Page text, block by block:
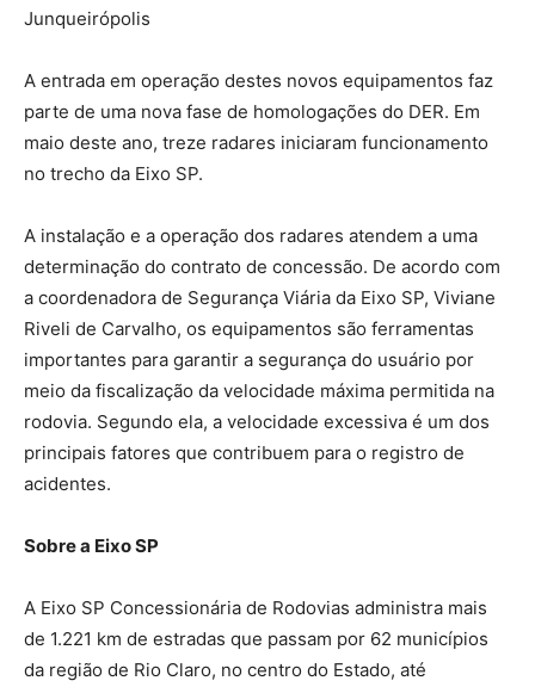
Junqueirópolis
A entrada em operação destes novos equipamentos faz
parte de uma nova fase de homologações do DER. Em
maio deste ano, treze radares iniciaram funcionamento
no trecho da Eixo SP.
A instalação e a operação dos radares atendem a uma
determinação do contrato de concessão. De acordo com
a coordenadora de Segurança Viária da Eixo SP, Viviane
Riveli de Carvalho, os equipamentos são ferramentas
importantes para garantir a segurança do usuário por
meio da fiscalização da velocidade máxima permitida na
rodovia. Segundo ela, a velocidade excessiva é um dos
principais fatores que contribuem para o registro de
acidentes.
Sobre a Eixo SP
A Eixo SP Concessionária de Rodovias administra mais
de 1.221 km de estradas que passam por 62 municípios
da região de Rio Claro, no centro do Estado, até